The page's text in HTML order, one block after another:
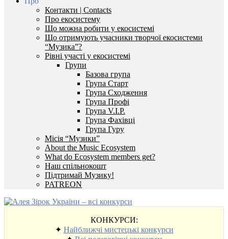
Контакти | Contacts
Про екосистему
Що можна робити у екосистемі
Що отримують учасники творчої екосистеми
“Музика”?
Рівні участі у екосистемі
Групи
Базова група
Група Старт
Група Сходження
Група Профі
Група V.I.P.
Група Фахівці
Група Гуру
Місія “Музики”
About the Music Ecosystem
What do Ecosystem members get?
Наш спільнокошт
Підтримай Музику!
PATREON
КОНКУРСИ:
✦ Найближчі мистецькі конкурси